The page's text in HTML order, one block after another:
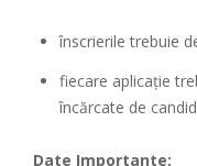
înscrierile trebuie
fiecare aplicație
încărcate de
Date Importante: